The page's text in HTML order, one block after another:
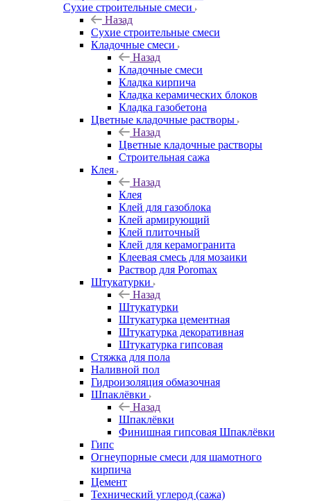
Сухие строительные смеси
Назад
Сухие строительные смеси
Кладочные смеси
Назад
Кладочные смеси
Кладка кирпича
Кладка керамических блоков
Кладка газобетона
Цветные кладочные растворы
Назад
Цветные кладочные растворы
Строительная сажа
Клея
Назад
Клея
Клей для газоблока
Клей армирующий
Клей плиточный
Клей для керамогранита
Клеевая смесь для мозаики
Раствор для Poromax
Штукатурки
Назад
Штукатурки
Штукатурка цементная
Штукатурка декоративная
Штукатурка гипсовая
Стяжка для пола
Наливной пол
Гидроизоляция обмазочная
Шпаклёвки
Назад
Шпаклёвки
Финишная гипсовая Шпаклёвки
Гипс
Огнеупорные смеси для шамотного
кирпича
Цемент
Технический углерод (сажа)